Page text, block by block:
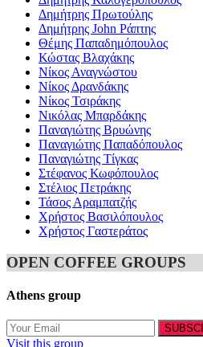
Δημήτρης Πρωτούλης
Δημήτρης John Ράπτης
Θέμης Παπαδημόπουλος
Κώστας Βλαχάκης
Νίκος Αναγνώστου
Νίκος Δρανδάκης
Νίκος Τσιράκης
Νικόλας Μπαρδάκης
Παναγιώτης Βρυώνης
Παναγιώτης Παπαδόπουλος
Παναγιώτης Τίγκας
Στέφανος Κωφόπουλος
Στέλιος Πετράκης
Τάσος Αραμπατζής
Χρήστος Βασιλόπουλος
Χρήστος Γαστεράτος
OPEN COFFEE GROUPS
Athens group
Visit this group